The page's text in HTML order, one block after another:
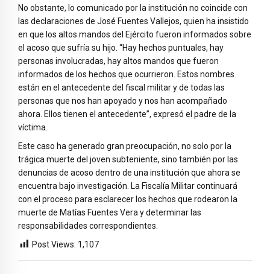
No obstante, lo comunicado por la institución no coincide con
las declaraciones de José Fuentes Vallejos, quien ha insistido
en que los altos mandos del Ejército fueron informados sobre
el acoso que sufría su hijo. “Hay hechos puntuales, hay
personas involucradas, hay altos mandos que fueron
informados de los hechos que ocurrieron. Estos nombres
están en el antecedente del fiscal militar y de todas las
personas que nos han apoyado y nos han acompañado
ahora. Ellos tienen el antecedente”, expresó el padre de la
víctima.
Este caso ha generado gran preocupación, no solo por la
trágica muerte del joven subteniente, sino también por las
denuncias de acoso dentro de una institución que ahora se
encuentra bajo investigación. La Fiscalía Militar continuará
con el proceso para esclarecer los hechos que rodearon la
muerte de Matías Fuentes Vera y determinar las
responsabilidades correspondientes.
Post Views: 1,107